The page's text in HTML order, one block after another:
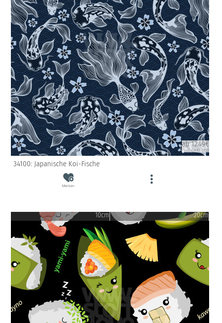
ab 12.49€
(inkl. USt)
34100: Japanische Koi-Fische
Merken
10cm 20cm